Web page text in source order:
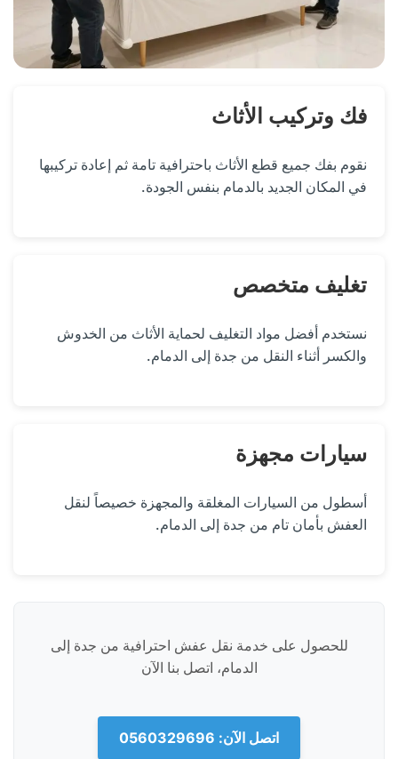
فك وتركيب الأثاث
نقوم بفك جميع قطع الأثاث باحترافية تامة ثم إعادة تركيبها
في المكان الجديد بالدمام بنفس الجودة.
تغليف متخصص
نستخدم أفضل مواد التغليف لحماية الأثاث من الخدوش
والكسر أثناء النقل من جدة إلى الدمام.
سيارات مجهزة
أسطول من السيارات المغلقة والمجهزة خصيصاً لنقل
العفش بأمان تام من جدة إلى الدمام.
للحصول على خدمة نقل عفش احترافية من جدة إلى
الدمام، اتصل بنا الآن
اتصل الآن: 0560329696